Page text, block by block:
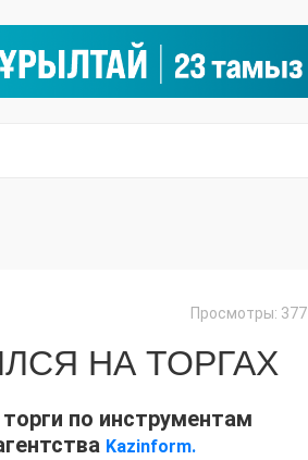
Просмотры: 377
НА ТОРГАХ
по инструментам
Kazinform.